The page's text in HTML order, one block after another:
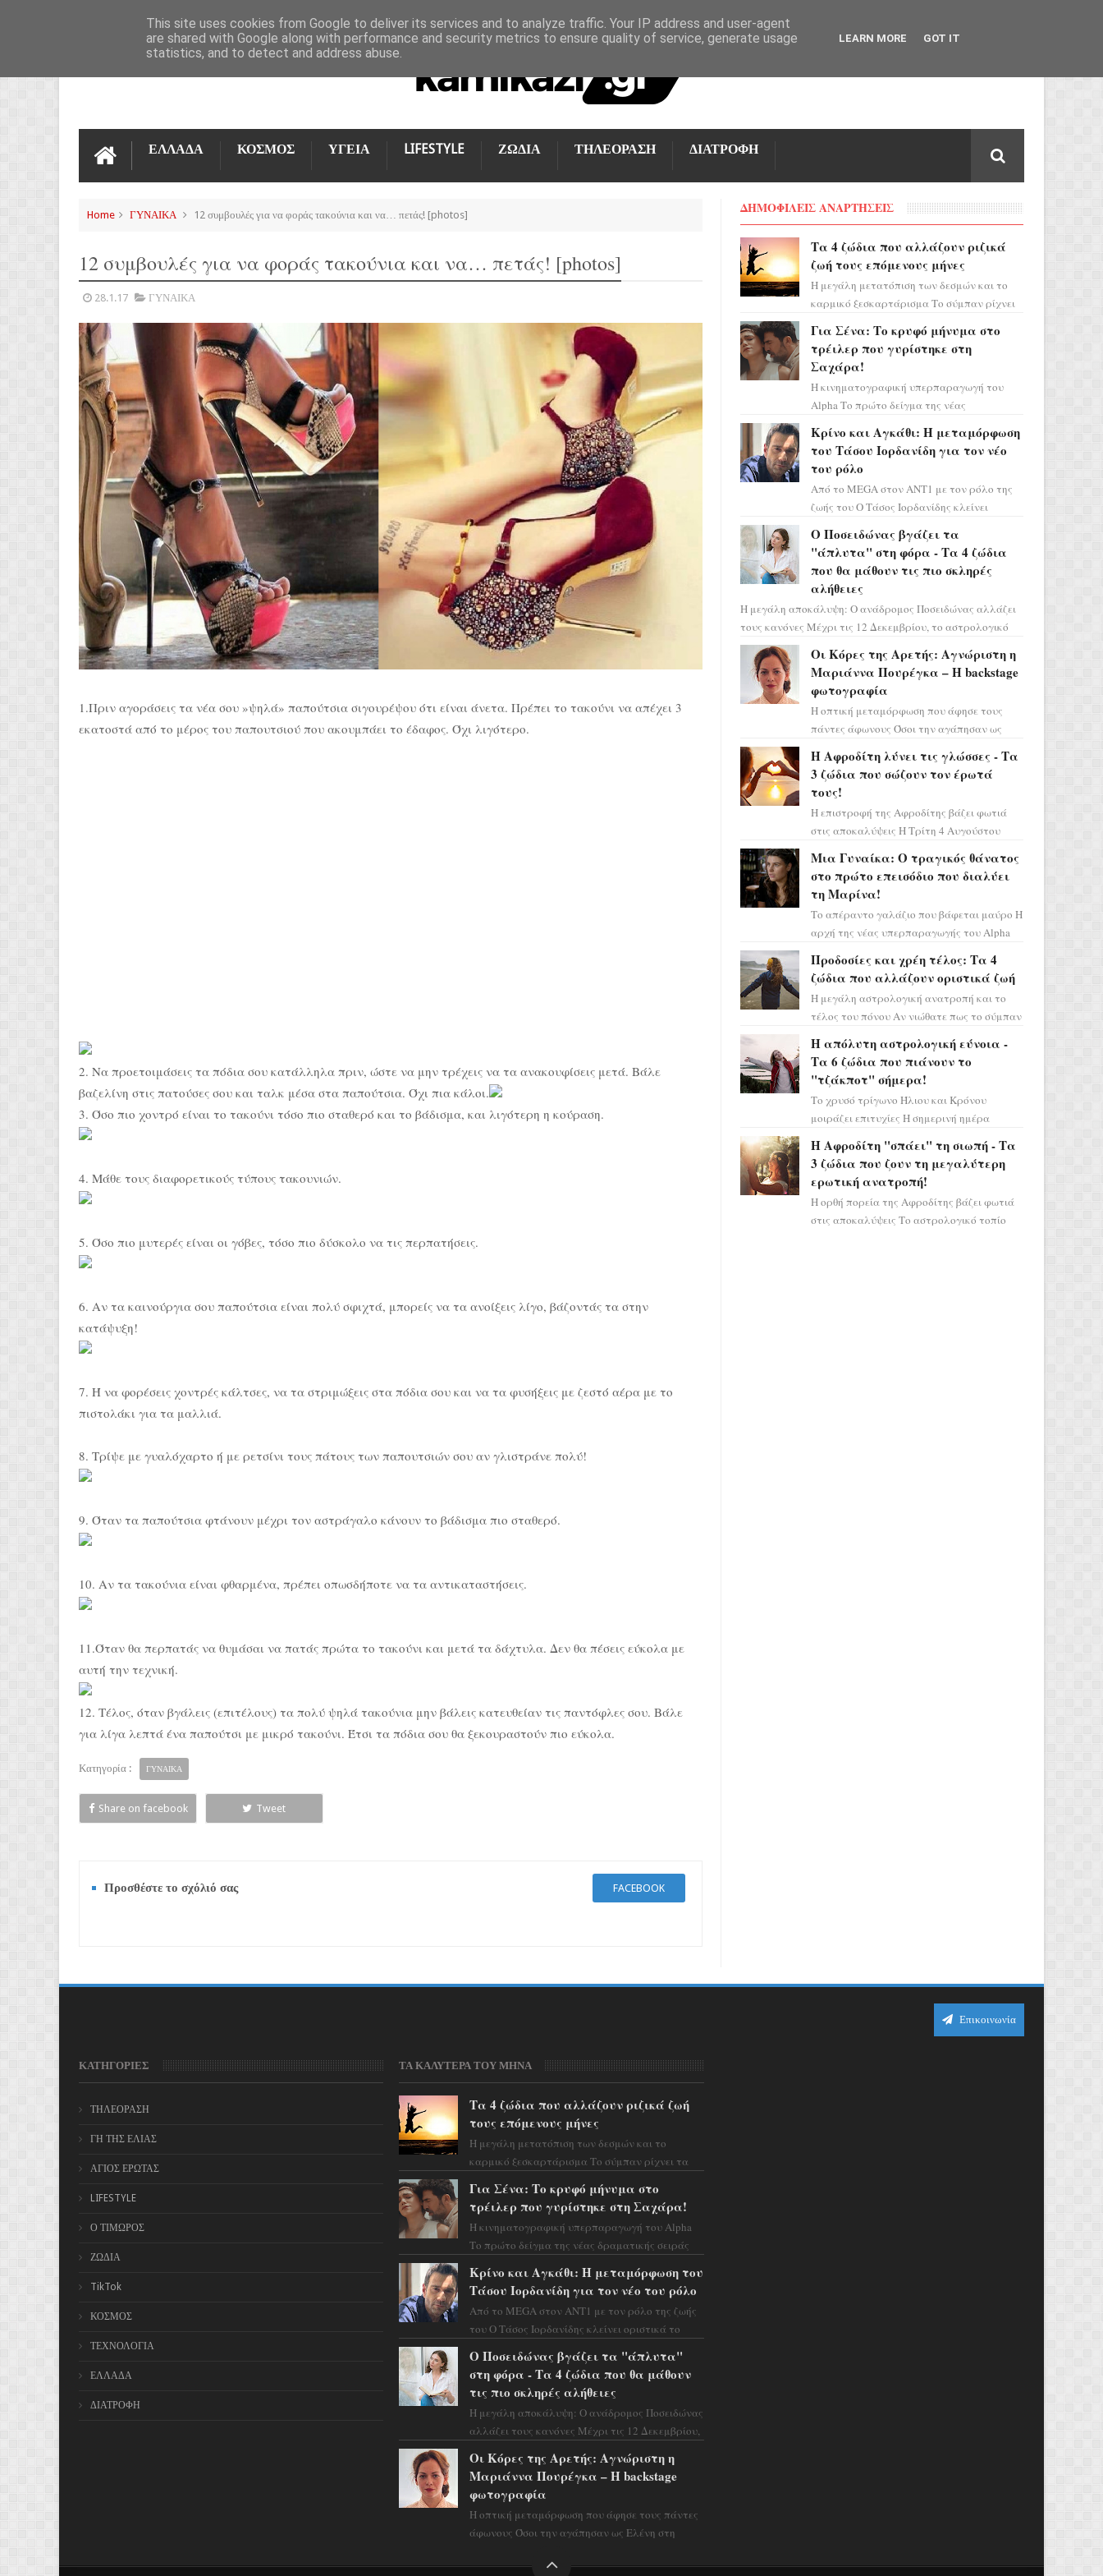
ΕΠΙΚΟΙΝΩΝΊΑ
ΕΛΛΑΔΑ ΚΟΣΜΟΣ ΥΓΕΙΑ LIFESTYLE ΖΩΔΙΑ ΤΗΛΕΟΡΑΣΗ ΔΙΑΤΡΟΦΗ
Home ΓΥΝΑΙΚΑ 12 συμβουλές για να φοράς τακούνια και να… πετάς! [photos]
12 συμβουλές για να φοράς τακούνια και να… πετάς! [photos]
28.1.17 ΓΥΝΑΙΚΑ
1.Πριν αγοράσεις τα νέα σου »ψηλά» παπούτσια σιγουρέψου ότι είναι άνετα. Πρέπει το τακούνι να απέχει 3
εκατοστά από το μέρος του παπουτσιού που ακουμπάει το έδαφος. Όχι λιγότερο.
2. Να προετοιμάσεις τα πόδια σου κατάλληλα πριν, ώστε να μην τρέχεις να τα ανακουφίσεις μετά. Βάλε
βαζελίνη στις πατούσες σου και ταλκ μέσα στα παπούτσια. Όχι πια κάλοι.
3. Όσο πιο χοντρό είναι το τακούνι τόσο πιο σταθερό και το βάδισμα, και λιγότερη η κούραση.
4. Μάθε τους διαφορετικούς τύπους τακουνιών.
5. Όσο πιο μυτερές είναι οι γόβες, τόσο πιο δύσκολο να τις περπατήσεις.
6. Αν τα καινούργια σου παπούτσια είναι πολύ σφιχτά, μπορείς να τα ανοίξεις λίγο, βάζοντάς τα στην
κατάψυξη!
7. Ή να φορέσεις χοντρές κάλτσες, να τα στριμώξεις στα πόδια σου και να τα φυσήξεις με ζεστό αέρα με το
πιστολάκι για τα μαλλιά.
8. Τρίψε με γυαλόχαρτο ή με ρετσίνι τους πάτους των παπουτσιών σου αν γλιστράνε πολύ!
9. Όταν τα παπούτσια φτάνουν μέχρι τον αστράγαλο κάνουν το βάδισμα πιο σταθερό.
10. Αν τα τακούνια είναι φθαρμένα, πρέπει οπωσδήποτε να τα αντικαταστήσεις.
11.Όταν θα περπατάς να θυμάσαι να πατάς πρώτα το τακούνι και μετά τα δάχτυλα. Δεν θα πέσεις εύκολα με
αυτή την τεχνική.
12. Τέλος, όταν βγάλεις (επιτέλους) τα πολύ ψηλά τακούνια μην βάλεις κατευθείαν τις παντόφλες σου. Βάλε
για λίγα λεπτά ένα παπούτσι με μικρό τακούνι. Έτσι τα πόδια σου θα ξεκουραστούν πιο εύκολα.
Κατηγορία : ΓΥΝΑΙΚΑ
Share on facebook Tweet
Προσθέστε το σχόλιό σας FACEBOOK
ΔΗΜΟΦΙΛΕΙΣ ΑΝΑΡΤΗΣΕΙΣ
Τα 4 ζώδια που αλλάζουν ριζικά
ζωή τους επόμενους μήνες
Η μεγάλη μετατόπιση των δεσμών και το
καρμικό ξεσκαρτάρισμα Το σύμπαν ρίχνει
προειδοποιεί: οι σελην...
Για Σένα: Το κρυφό μήνυμα στο
τρέιλερ που γυρίστηκε στη
Σαχάρα!
Η κινηματογραφική υπερπαραγωγή του
Alpha Το πρώτο δείγμα της νέας
η αισθητική του ξεπερνά κάθε π...
Κρίνο και Αγκάθι: Η μεταμόρφωση
του Τάσου Ιορδανίδη για τον νέο
του ρόλο
Από το MEGA στον ΑΝΤ1 με τον ρόλο της
ζωής του Ο Τάσος Ιορδανίδης κλείνει
επιτυχίας «Μια Νύχτα Μόνο» ...
Ο Ποσειδώνας βγάζει τα
"άπλυτα" στη φόρα - Τα 4 ζώδια
που θα μάθουν τις πιο σκληρές
αλήθειες
Η μεγάλη αποκάλυψη: Ο ανάδρομος Ποσειδώνας αλλάζει
τους κανόνες Μέχρι τις 12 Δεκεμβρίου, το αστρολογικό
σκηνικό θυμίζει ταινία μυστηρίου ...
Οι Κόρες της Αρετής: Αγνώριστη η
Μαριάννα Πουρέγκα – H backstage
φωτογραφία
Η οπτική μεταμόρφωση που άφησε τους
πάντες άφωνους Όσοι την αγάπησαν ως
πρέπει τώρα να προετοιμαστο...
Η Αφροδίτη λύνει τις γλώσσες - Τα
3 ζώδια που σώζουν τον έρωτά
τους!
Η επιστροφή της Αφροδίτης βάζει φωτιά
στις αποκαλύψεις Η Τρίτη 4 Αυγούστου
ορόσημο, καθώς η Αφροδίτη πρ...
Μια Γυναίκα: Ο τραγικός θάνατος
στο πρώτο επεισόδιο που διαλύει
τη Μαρίνα!
Το απέραντο γαλάζιο που βάφεται μαύρο Η
αρχή της νέας υπερπαραγωγής του Alpha
πλημμυρισμένο από...
Προδοσίες και χρέη τέλος: Τα 4
ζώδια που αλλάζουν οριστικά ζωή
Η μεγάλη αστρολογική ανατροπή και το
τέλος του πόνου Αν νιώθατε πως το σύμπαν
πάρετε μια βαθιά α...
Η απόλυτη αστρολογική εύνοια -
Τα 6 ζώδια που πιάνουν το
"τζάκποτ" σήμερα!
Το χρυσό τρίγωνο Ήλιου και Κρόνου
μοιράζει επιτυχίες Η σημερινή ημέρα
αποδεικνύοντας πως η πραγματική
επιτυχί...
Η Αφροδίτη "σπάει" τη σιωπή - Τα
3 ζώδια που ζουν τη μεγαλύτερη
ερωτική ανατροπή!
Η ορθή πορεία της Αφροδίτης βάζει φωτιά
στις αποκαλύψεις Το αστρολογικό τοπίο
Επικοινωνία
ΚΑΤΗΓΟΡΙΕΣ
ΤΗΛΕΟΡΑΣΗ
ΓΗ ΤΗΣ ΕΛΙΑΣ
ΑΓΙΟΣ ΕΡΩΤΑΣ
LIFESTYLE
Ο ΤΙΜΩΡΟΣ
ΖΩΔΙΑ
TikTok
ΚΟΣΜΟΣ
ΤΕΧΝΟΛΟΓΙΑ
ΕΛΛΑΔΑ
ΔΙΑΤΡΟΦΗ
ΤΑ ΚΑΛΥΤΕΡΑ ΤΟΥ ΜΗΝΑ
Τα 4 ζώδια που αλλάζουν ριζικά ζωή
τους επόμενους μήνες
Η μεγάλη μετατόπιση των δεσμών και το
καρμικό ξεσκαρτάρισμα Το σύμπαν ρίχνει τα
προειδοποιεί: οι σελην...
Για Σένα: Το κρυφό μήνυμα στο
τρέιλερ που γυρίστηκε στη Σαχάρα!
Η κινηματογραφική υπερπαραγωγή του Alpha
Το πρώτο δείγμα της νέας δραματικής σειράς
κάθε π...
Κρίνο και Αγκάθι: Η μεταμόρφωση του
Τάσου Ιορδανίδη για τον νέο του ρόλο
Από το MEGA στον ΑΝΤ1 με τον ρόλο της ζωής
του Ο Τάσος Ιορδανίδης κλείνει οριστικά το
Μόνο» ...
Ο Ποσειδώνας βγάζει τα "άπλυτα"
στη φόρα - Τα 4 ζώδια που θα μάθουν
τις πιο σκληρές αλήθειες
Η μεγάλη αποκάλυψη: Ο ανάδρομος Ποσειδώνας
αλλάζει τους κανόνες Μέχρι τις 12 Δεκεμβρίου,
μυστηρίου ...
Οι Κόρες της Αρετής: Αγνώριστη η
Μαριάννα Πουρέγκα – H backstage
φωτογραφία
Η οπτική μεταμόρφωση που άφησε τους πάντες
άφωνους Όσοι την αγάπησαν ως Ελένη στη
προετοιμαστο...
This site uses cookies from Google to deliver its services and to analyze traffic. Your IP address and user-agent
are shared with Google along with performance and security metrics to ensure quality of service, generate usage
statistics, and to detect and address abuse.
LEARN MORE GOT IT